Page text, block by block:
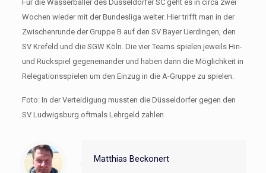
Für die Wasserballer des Düsseldorfer SC geht es in circa zwei
Wochen wieder mit der Bundesliga weiter. Hier trifft man in der
Zwischenrunde der Gruppe B auf den SV Bayer Uerdingen, den
SV Krefeld und die SGW Köln. Die vier Teams spielen jeweils Hin-
und Rückspiel gegeneinander und haben dann die Möglichkeit in
Relegationsspielen um den Einzug in die A-Gruppe zu spielen.
Foto: In der Verteidigung mussten die Düsseldorfer gegen den
SV Ludwigsburg oftmals Lehrgeld zahlen
Matthias Beckonert